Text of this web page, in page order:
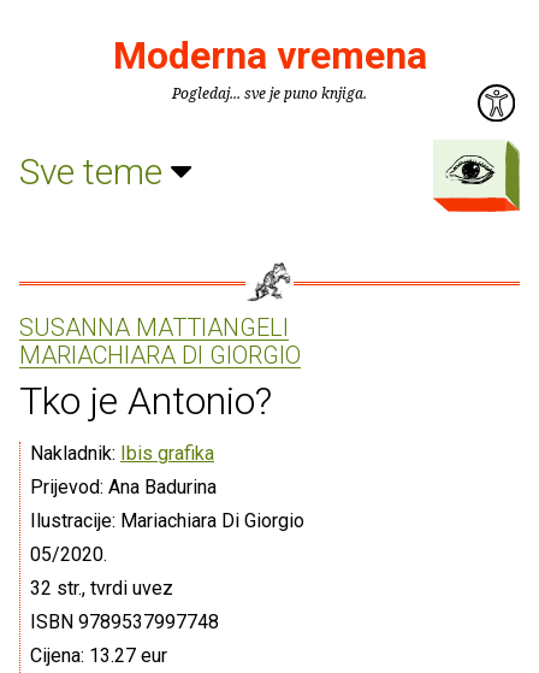
Moderna vremena
Pogledaj... sve je puno knjiga.
Sve teme
SUSANNA MATTIANGELI
MARIACHIARA DI GIORGIO
Tko je Antonio?
Nakladnik: Ibis grafika
Prijevod: Ana Badurina
Ilustracije: Mariachiara Di Giorgio
05/2020.
32 str., tvrdi uvez
ISBN 9789537997748
Cijena: 13.27 eur